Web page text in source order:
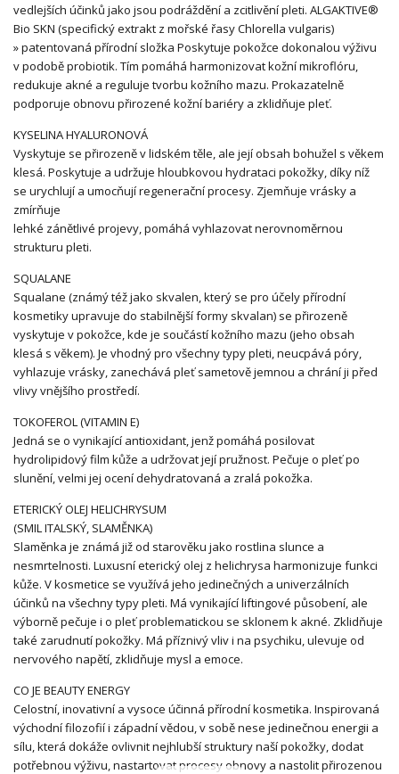
vedlejších účinků jako jsou podráždění a zcitlivění pleti. ALGAKTIVE®
Bio SKN (specifický extrakt z mořské řasy Chlorella vulgaris)
» patentovaná přírodní složka Poskytuje pokožce dokonalou výživu
v podobě probiotik. Tím pomáhá harmonizovat kožní mikroflóru,
redukuje akné a reguluje tvorbu kožního mazu. Prokazatelně
podporuje obnovu přirozené kožní bariéry a zklidňuje pleť.
KYSELINA HYALURONOVÁ
Vyskytuje se přirozeně v lidském těle, ale její obsah bohužel s věkem
klesá. Poskytuje a udržuje hloubkovou hydrataci pokožky, díky níž
se urychlují a umocňují regenerační procesy. Zjemňuje vrásky a
zmírňuje
lehké zánětlivé projevy, pomáhá vyhlazovat nerovnoměrnou
strukturu pleti.
SQUALANE
Squalane (známý též jako skvalen, který se pro účely přírodní
kosmetiky upravuje do stabilnější formy skvalan) se přirozeně
vyskytuje v pokožce, kde je součástí kožního mazu (jeho obsah
klesá s věkem). Je vhodný pro všechny typy pleti, neucpává póry,
vyhlazuje vrásky, zanechává pleť sametově jemnou a chrání ji před
vlivy vnějšího prostředí.
TOKOFEROL (VITAMIN E)
Jedná se o vynikající antioxidant, jenž pomáhá posilovat
hydrolipidový film kůže a udržovat její pružnost. Pečuje o pleť po
slunění, velmi jej ocení dehydratovaná a zralá pokožka.
ETERICKÝ OLEJ HELICHRYSUM
(SMIL ITALSKÝ, SLAMĚNKA)
Slaměnka je známá již od starověku jako rostlina slunce a
nesmrtelnosti. Luxusní eterický olej z helichrysa harmonizuje funkci
kůže. V kosmetice se využívá jeho jedinečných a univerzálních
účinků na všechny typy pleti. Má vynikající liftingové působení, ale
výborně pečuje i o pleť problematickou se sklonem k akné. Zklidňuje
také zarudnutí pokožky. Má příznivý vliv i na psychiku, ulevuje od
nervového napětí, zklidňuje mysl a emoce.
CO JE BEAUTY ENERGY
Celostní, inovativní a vysoce účinná přírodní kosmetika. Inspirovaná
východní filozofií i západní vědou, v sobě nese jedinečnou energii a
sílu, která dokáže ovlivnit nejhlubší struktury naší pokožky, dodat
potřebnou výživu, nastartovat procesy obnovy a nastolit přirozenou